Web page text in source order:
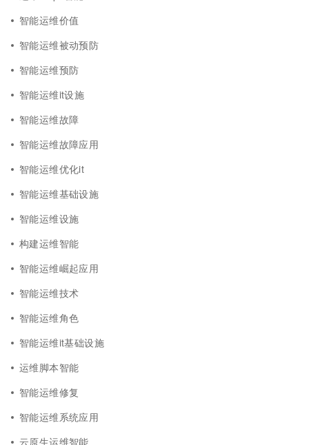
智能运维价值
智能运维被动预防
智能运维预防
智能运维it设施
智能运维故障
智能运维故障应用
智能运维优化it
智能运维基础设施
智能运维设施
构建运维智能
智能运维崛起应用
智能运维技术
智能运维角色
智能运维it基础设施
运维脚本智能
智能运维修复
智能运维系统应用
云原生运维智能